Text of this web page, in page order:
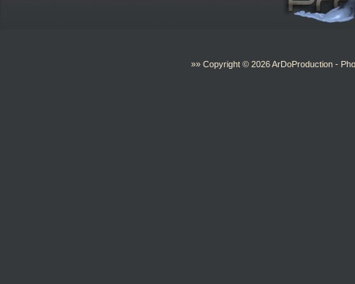
»» Copyright © 2026ArDoProduction -